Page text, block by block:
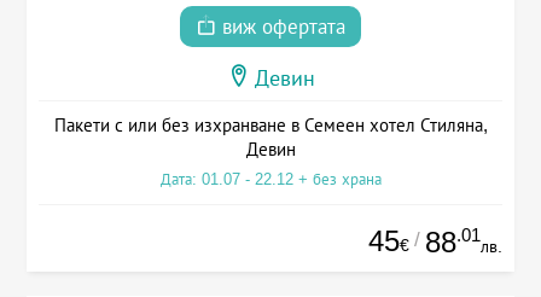
виж офертата
Девин
Пакети с или без изхранване в Семеен хотел Стиляна,
Девин
Дата: 01.07 - 22.12 + без храна
45€ / 88.01
лв.